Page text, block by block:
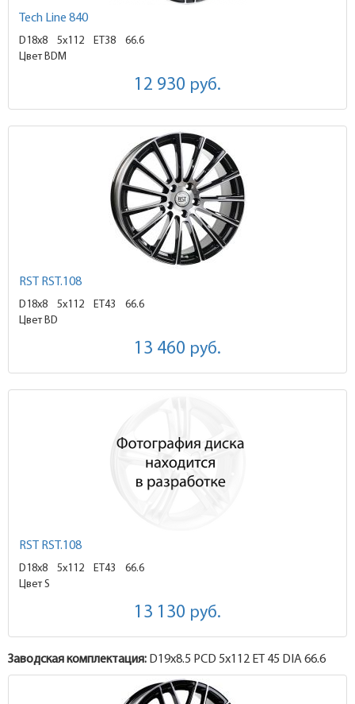
Tech Line 840
D18x8 5x112 ET38
66.6
Цвет BDM
12 930 руб.
RST RST.108
D18x8 5x112 ET43
66.6
Цвет BD
13 460 руб.
RST RST.108
D18x8 5x112 ET43
66.6
Цвет S
13 130 руб.
Заводская комплектация: D19x8.5 PCD 5x112 ET 45 DIA 66.6